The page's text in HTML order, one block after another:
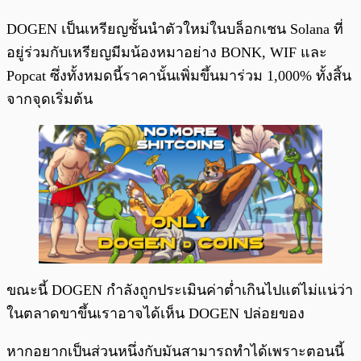
DOGEN เป็นเหรียญชั้นนำตัวใหม่ในบล็อกเชน Solana ที่
อยู่ร่วมกับเหรียญมีมน้องหมาอย่าง BONK, WIF และ
Popcat ซึ่งทั้งหมดนี้ราคานั้นเพิ่มขึ้นมาร่วม 1,000% ทั้งสิ้น
จากจุดเริ่มต้น
ขณะนี้ DOGEN กำลังถูกประเมินค่าต่ำเกินไปแต่ไม่แน่ว่า
ในตลาดขาขึ้นเราอาจได้เห็น DOGEN ปล่อยของ
หากอยากเป็นส่วนหนึ่งกับมันสามารถทำได้เพราะตอนนี้